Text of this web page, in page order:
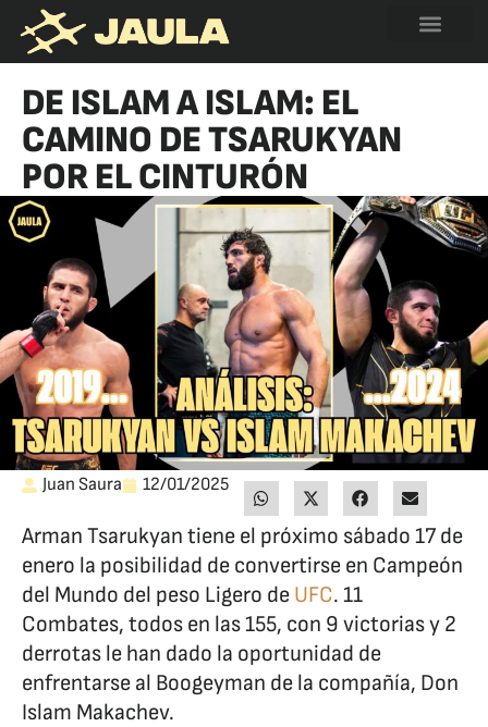
DE ISLAM A ISLAM: EL
CAMINO DE TSARUKYAN
POR EL CINTURÓN
Juan Saura 12/01/2025
Arman Tsarukyan tiene el próximo sábado 17 de
enero la posibilidad de convertirse en Campeón
del Mundo del peso Ligero de UFC. 11
Combates, todos en las 155, con 9 victorias y 2
derrotas le han dado la oportunidad de
enfrentarse al Boogeyman de la compañía, Don
Islam Makachev.